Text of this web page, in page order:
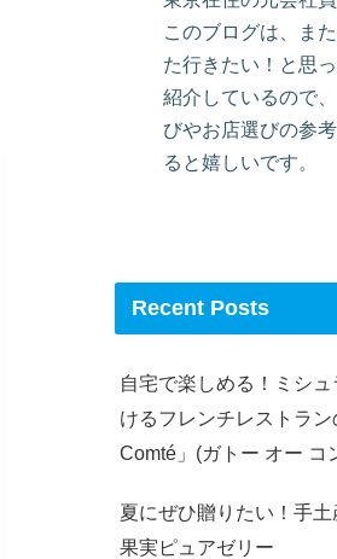
このブログは、ま
た行きたい！と思
紹介しているので
びやお店選びの参
ると嬉しいです。
Recent Posts
自宅で楽しめる！ミシ
けるフレンチレストラ
Comté」(ガトー オー コ
夏にぜひ贈りたい！手
果実ピュアゼリー